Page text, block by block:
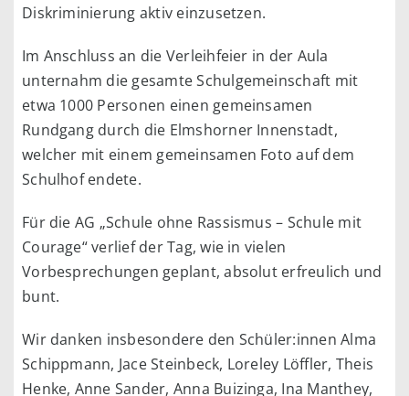
Diskriminierung aktiv einzusetzen.
Im Anschluss an die Verleihfeier in der Aula
unternahm die gesamte Schulgemeinschaft mit
etwa 1000 Personen einen gemeinsamen
Rundgang durch die Elmshorner Innenstadt,
welcher mit einem gemeinsamen Foto auf dem
Schulhof endete.
Für die AG „Schule ohne Rassismus – Schule mit
Courage“ verlief der Tag, wie in vielen
Vorbesprechungen geplant, absolut erfreulich und
bunt.
Wir danken insbesondere den Schüler:innen Alma
Schippmann, Jace Steinbeck, Loreley Löffler, Theis
Henke, Anne Sander, Anna Buizinga, Ina Manthey,